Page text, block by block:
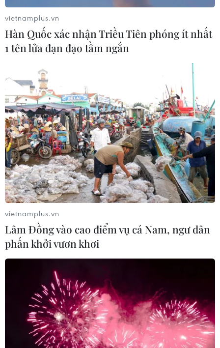
vietnamplus.vn
Hàn Quốc xác nhận Triều Tiên phóng ít nhất
1 tên lửa đạn đạo tầm ngắn
vietnamplus.vn
Lâm Đồng vào cao điểm vụ cá Nam, ngư dân
phấn khởi vươn khơi